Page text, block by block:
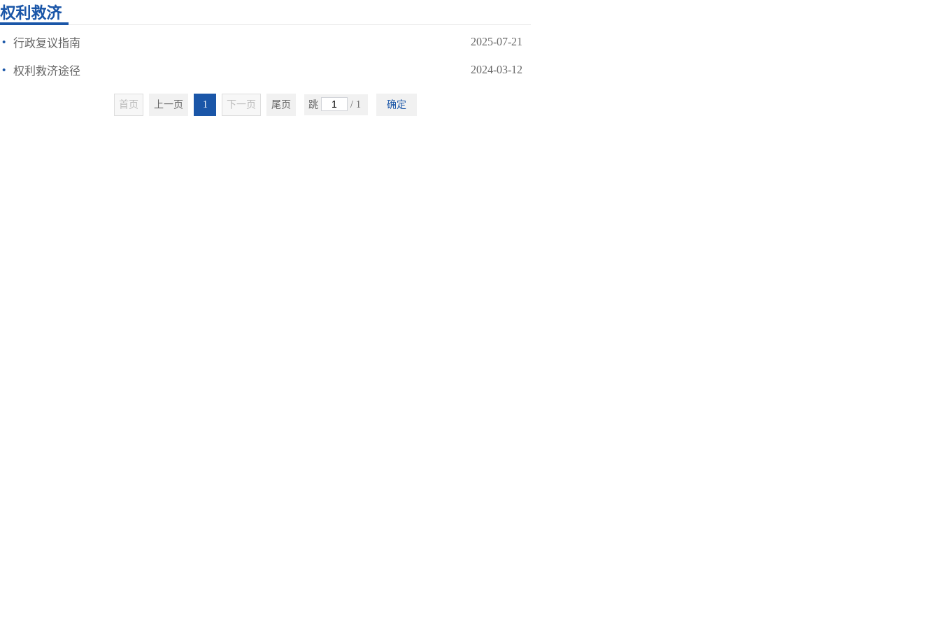
权利救济
· 行政复议指南 2025-07-21
· 权利救济途径 2024-03-12
首页 上一页 1 下一页 尾页 跳 / 1 确定